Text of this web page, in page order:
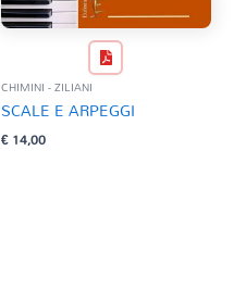
CHIMINI - ZILIANI
SCALE E ARPEGGI
€14,00